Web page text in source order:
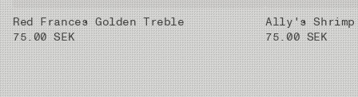
Red Frances Golden Treble
75.00 SEK
Ally's Shrimp
75.00 SEK